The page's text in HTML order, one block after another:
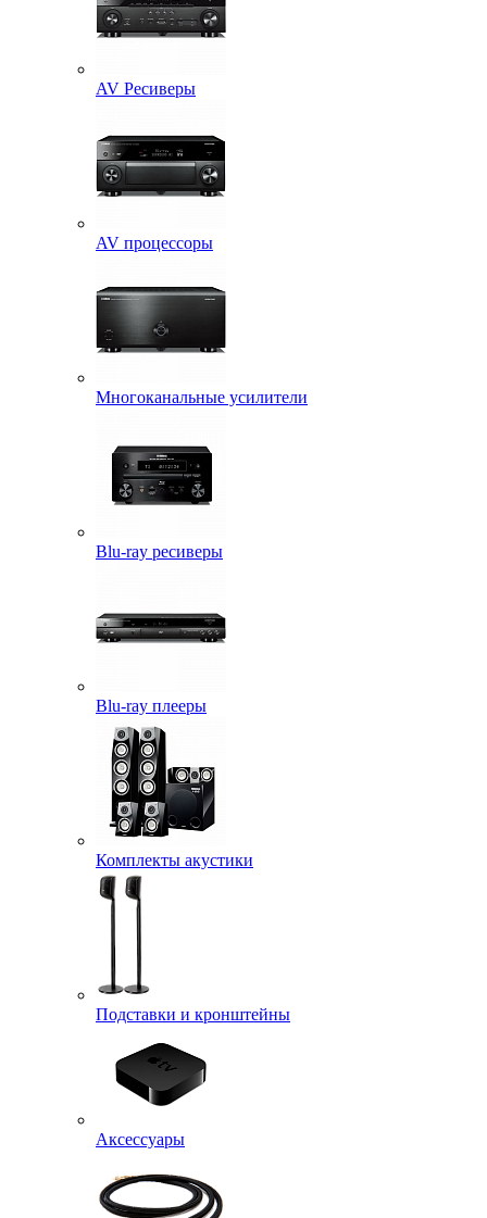
AV Ресиверы
AV процессоры
Многоканальные усилители
Blu-ray ресиверы
Blu-ray плееры
Комплекты акустики
Подставки и кронштейны
Аксессуары